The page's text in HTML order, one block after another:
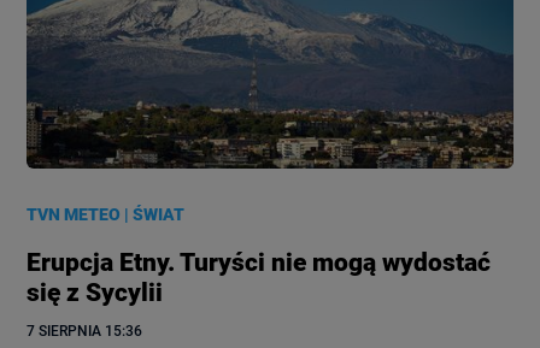
TVN METEO |ŚWIAT
Erupcja Etny. Turyści nie mogą wydostać
się z Sycylii
7 SIERPNIA 15:36